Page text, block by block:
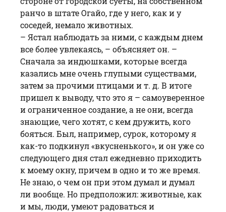
ранчо в штате Огайо, где у него, как и у
соседей, немало животных.
– Ястал наблюдать за ними, с каждым днем
все более увлекаясь, – объясняет он. –
Сначала за индюшками, которые всегда
казались мне очень глупыми существами,
затем за прочими птицами и т. д. В итоге
пришел к выводу, что это я – самоуверенное
и ограниченное создание, а не они, всегда
знающие, чего хотят, с кем дружить, кого
бояться. Был, например, сурок, которому я
как-то подкинул «вкусненького», и он уже со
следующего дня стал ежедневно приходить
к моему окну, причем в одно и то же время.
Не знаю, о чем он при этом думал и думал
ли вообще. Но предположил: животные, как
и мы, люди, умеют радоваться и